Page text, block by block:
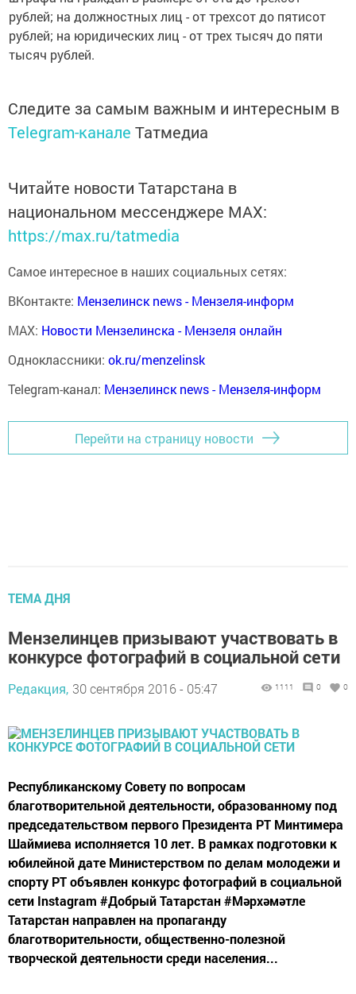
рублей; на должностных лиц - от трехсот до пятисот
рублей; на юридических лиц - от трех тысяч до пяти
тысяч рублей.
Следите за самым важным и интересным в
Telegram-канале Татмедиа
Читайте новости Татарстана в
национальном мессенджере MАХ:
https://max.ru/tatmedia
Самое интересное в наших социальных сетях:
ВКонтакте: Мензелинск news - Мензеля-информ
MAX: Новости Мензелинска - Мензеля онлайн
Одноклассники: ok.ru/menzelinsk
Telegram-канал: Мензелинск news - Мензеля-информ
Перейти на страницу новости
ТЕМА ДНЯ
Мензелинцев призывают участвовать в
конкурсе фотографий в социальной сети
Редакция, 30 сентября 2016 - 05:47 1111 0 0
Республиканскому Совету по вопросам
благотворительной деятельности, образованному под
председательством первого Президента РТ Минтимера
Шаймиева исполняется 10 лет. В рамках подготовки к
юбилейной дате Министерством по делам молодежи и
спорту РТ объявлен конкурс фотографий в социальной
сети Instagram #Добрый Татарстан #Мәрхәмәтле
Татарстан направлен на пропаганду
благотворительности, общественно-полезной
творческой деятельности среди населения...